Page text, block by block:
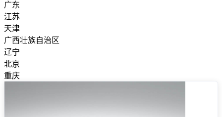
广东
江苏
天津
广西壮族自治区
辽宁
北京
重庆